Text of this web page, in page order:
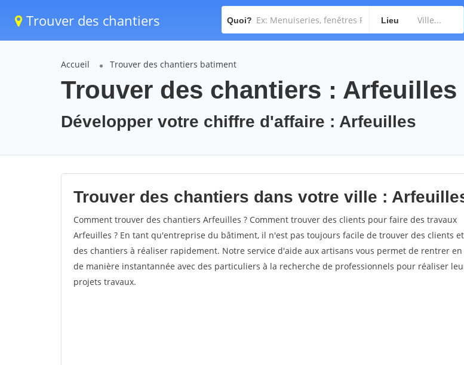
Trouver des chantiers Quoi? Lieu
Accueil Trouver des chantiers batiment
Trouver des chantiers : Arfeuilles
Développer votre chiffre d'affaire : Arfeuilles
Trouver des chantiers dans votre ville :
Comment trouver des chantiers Arfeuilles ? Comment trouver des clients pour faire des travaux
Arfeuilles ? En tant qu'entreprise du bâtiment, il n'est pas toujours facile de trouver des clients
des chantiers à réaliser rapidement. Notre service d'aide aux artisans vous permet de rentrer
de manière instantannée avec des particuliers à la recherche de professionnels pour réaliser
projets travaux.